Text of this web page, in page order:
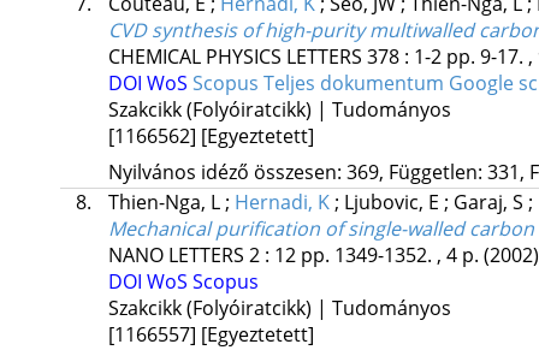
CVD synthesis of high-purity multiwalled
CHEMICAL PHYSICS LETTERS 378: 1-2 pp. 9-17.
DOI WoS Scopus Teljes dokumentum Google
Szakcikk (Folyóiratcikk) | Tudományos
[1166562] [Egyeztetett]
Nyilvános idéző összesen: 369, Független: 331,
8.
Thien-Nga, L; Hernadi, K; Ljubovic, E ; Garaj, S ;
Mechanical purification of single-walled
NANO LETTERS 2: 12 pp. 1349-1352. , 4 p. (2002)
DOI WoS Scopus
Szakcikk (Folyóiratcikk) | Tudományos
[1166557] [Egyeztetett]